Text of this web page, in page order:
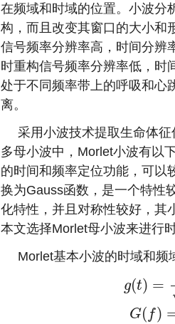
在频域和时域的位置。小波分
构，而且改变其窗口的大小和
信号频率分辨率高，时间分辨
时重构信号频率分辨率低，时
处于不同频率带上的呼吸和心
离。
采用小波技术提取生命体
多母小波中，Morlet小波有以
的时间和频率定位功能，可以
换为Gauss函数，是一个特性
化特性，并且对称性较好，其
本文选择Morlet母小波来进行
Morlet基本小波的时域和频
g(t) =
g(t) = 1π fbe 2
G( f )
G(f )= 1 πf e